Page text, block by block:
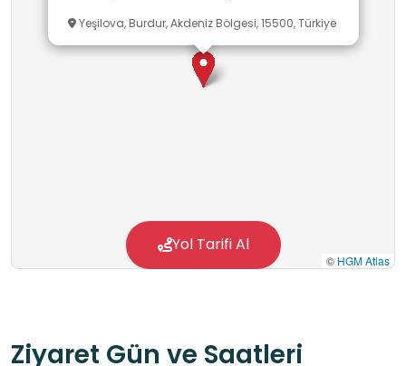
Yeşilova, Burdur, Akdeniz Bölgesi, 15500, Türkiye
© HGM Atlas
Yol Tarifi Al
Ziyaret Gün ve Saatleri